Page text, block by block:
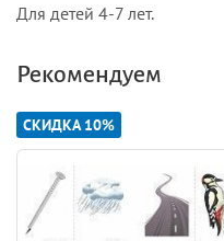
Для детей 4-7 лет.
Рекомендуем
СКИДКА 10%